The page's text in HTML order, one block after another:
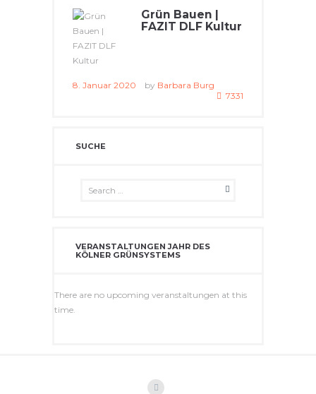
Grün Bauen |
FAZIT DLF Kultur
8. Januar 2020 by Barbara Burg
7331
SUCHE
VERANSTALTUNGEN JAHR DES
KÖLNER GRÜNSYSTEMS
There are no upcoming veranstaltungen at this
time.